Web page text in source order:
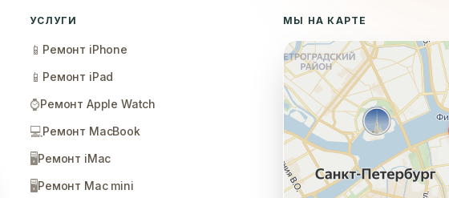
УСЛУГИ
📱 Ремонт iPhone
📱 Ремонт iPad
⌚Ремонт Apple Watch
💻Ремонт MacBook
🖥️Ремонт iMac
🖥️Ремонт Mac mini
МЫ НА КАРТЕ